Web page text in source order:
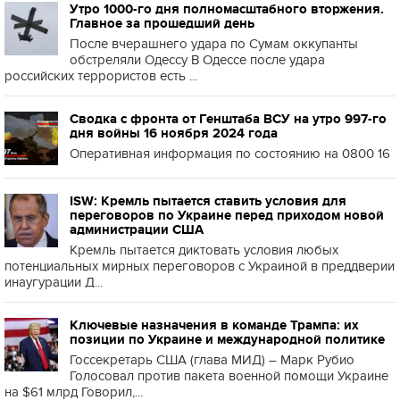
Утро 1000-го дня полномасштабного вторжения.
Главное за прошедший день
После вчерашнего удара по Сумам оккупанты
обстреляли Одессу В Одессе после удара
российских террористов есть ...
Сводка с фронта от Генштаба ВСУ на утро 997-го
дня войны 16 ноября 2024 года
Оперативная информация по состоянию на 0800 16
ISW: Кремль пытается ставить условия для
переговоров по Украине перед приходом новой
администрации США
Кремль пытается диктовать условия любых
потенциальных мирных переговоров с Украиной в преддверии
инаугурации Д...
Ключевые назначения в команде Трампа: их
позиции по Украине и международной политике
Госсекретарь США (глава МИД) – Марк Рубио
Голосовал против пакета военной помощи Украине
на $61 млрд Говорил,...